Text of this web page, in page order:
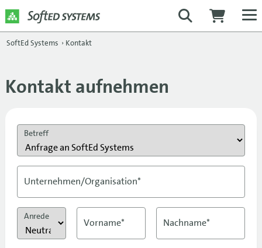
SoftEd Systems › Kontakt
Kontakt aufnehmen
Betreff
Unternehmen/Organisation*
Anrede
Vorname* Nachname*